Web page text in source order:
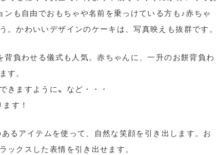
も自由でおもちゃや名前を乗っけている方も♪赤ちゃ
かわいいデザインのケーキは、写真映えも抜群です。
負わせる儀式も人気。赤ちゃんに、一升のお餅背負わ
す。
きますように〟など・・・
す！
るアイテムを使って、自然な笑顔を引き出します。お
ックスした表情を引き出せます。